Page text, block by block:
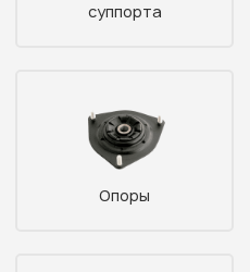
суппорта
Опоры